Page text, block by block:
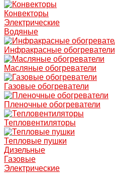
Конвекторы
Электрические
Водяные
Инфракрасные обогреватели
Масляные обогреватели
Газовые обогреватели
Пленочные обогреватели
Тепловентиляторы
Тепловые пушки
Дизельные
Газовые
Электрические